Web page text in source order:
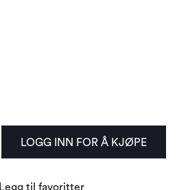
LOGG INN FOR Å KJØPE
Legg til favoritter